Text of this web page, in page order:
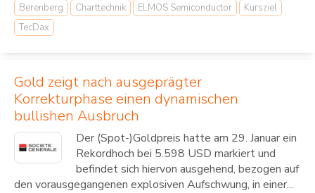
Berenberg Charttechnik ELMOS Semiconductor
Kursziel
TecDax
Gold zeigt nach ausgeprägter
Korrekturphase einen dynamischen
bullishen Ausbruch
Der (Spot-)Goldpreis hatte am 29. Januar ein
Rekordhoch bei 5.598 USD markiert und
befindet sich hiervon ausgehend, bezogen auf
den vorausgegangenen explosiven Aufschwung, in einer...